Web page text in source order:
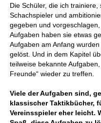
Die Schüler, die ich
Schachspieler und
gegeben und
Aufgaben haben sie etwas
Aufgaben am Anfang
gelöst. Und in dem Kapitel
teilweise bekannte
Freunde“ wieder zu treffen.
Viele der Aufgaben sind,
klassischer Taktikbücher,
Vereinsspieler eher leicht.